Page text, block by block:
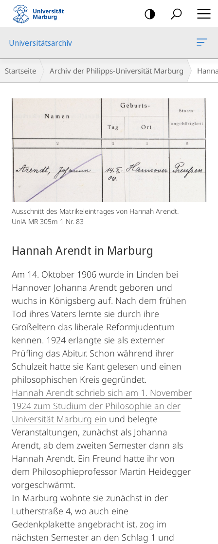
Mobile-
Navigation
Universitätsarchiv
Breadcrumb-
Navigation
Startseite Archiv der Philipps-Universität Marburg
Ausschnitt des Matrikeleintrages von Hannah Arendt.
UniA MR 305m 1 Nr. 83
Hannah Arendt in Marburg
Am 14. Oktober 1906 wurde in Linden bei
Hannover Johanna Arendt geboren und
wuchs in Königsberg auf. Nach dem frühen
Tod ihres Vaters lernte sie durch ihre
Großeltern das liberale Reformjudentum
kennen. 1924 erlangte sie als externer
Prüfling das Abitur. Schon während ihrer
Schulzeit hatte sie Kant gelesen und einen
philosophischen Kreis gegründet.
Hannah Arendt schrieb sich am 1. November
1924 zum Studium der Philosophie an der
Universität Marburg ein und belegte
Veranstaltungen, zunächst als Johanna
Arendt, ab dem zweiten Semester dann als
Hannah Arendt. Ein Freund hatte ihr von
dem Philosophieprofessor Martin Heidegger
vorgeschwärmt.
In Marburg wohnte sie zunächst in der
Lutherstraße 4, wo auch eine
Gedenkplakette angebracht ist, zog im
nächsten Semester an den Schlag 1 und